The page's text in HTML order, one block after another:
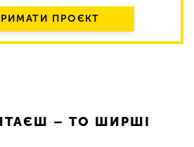
ПРОЄКТ
– ТО ШИРШІ